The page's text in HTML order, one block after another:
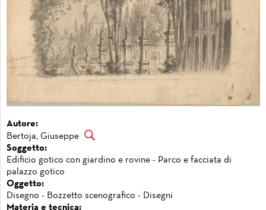
Autore:
Bertoja, Giuseppe
Soggetto:
Edificio gotico con giardino e rovine - Parco e facciata di
palazzo gotico
Oggetto:
Disegno - Bozzetto scenografico - Disegni
Materia e tecnica: